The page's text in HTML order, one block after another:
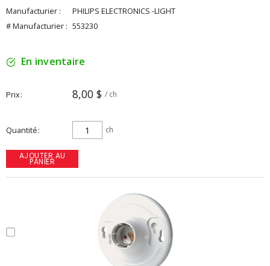
Manufacturier :
PHILIPS ELECTRONICS -LIGHT
# Manufacturier : 553230
En inventaire
Prix 8,00 $ / ch
Quantité ch
AJOUTER AU
PANIER